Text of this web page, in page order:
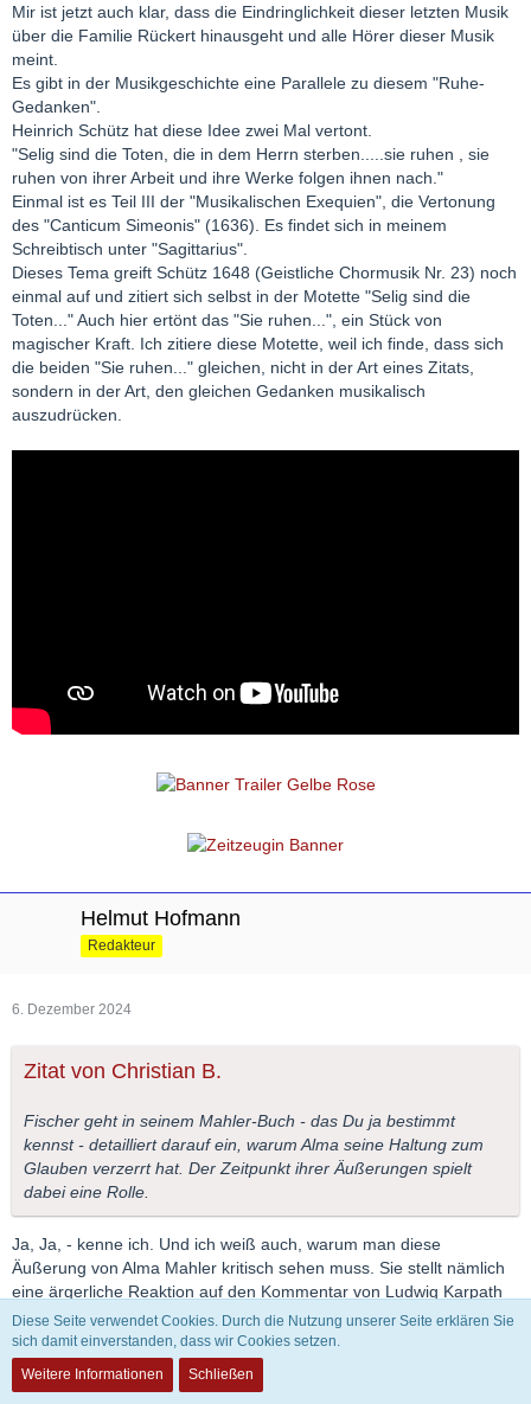
Mir ist jetzt auch klar, dass die Eindringlichkeit dieser letzten Musik
über die Familie Rückert hinausgeht und alle Hörer dieser Musik
meint.
Es gibt in der Musikgeschichte eine Parallele zu diesem "Ruhe-
Gedanken".
Heinrich Schütz hat diese Idee zwei Mal vertont.
"Selig sind die Toten, die in dem Herrn sterben.....sie ruhen , sie
ruhen von ihrer Arbeit und ihre Werke folgen ihnen nach."
Einmal ist es Teil III der "Musikalischen Exequien", die Vertonung
des "Canticum Simeonis" (1636). Es findet sich in meinem
Schreibtisch unter "Sagittarius".
Dieses Tema greift Schütz 1648 (Geistliche Chormusik Nr. 23) noch
einmal auf und zitiert sich selbst in der Motette "Selig sind die
Toten..." Auch hier ertönt das "Sie ruhen...", ein Stück von
magischer Kraft. Ich zitiere diese Motette, weil ich finde, dass sich
die beiden "Sie ruhen..." gleichen, nicht in der Art eines Zitats,
sondern in der Art, den gleichen Gedanken musikalisch
auszudrücken.
Helmut Hofmann
Redakteur
6. Dezember 2024
Zitat von Christian B.
Fischer geht in seinem Mahler-Buch - das Du ja bestimmt
kennst - detailliert darauf ein, warum Alma seine Haltung zum
Glauben verzerrt hat. Der Zeitpunkt ihrer Äußerungen spielt
dabei eine Rolle.
Ja, Ja, - kenne ich. Und ich weiß auch, warum man diese
Äußerung von Alma Mahler kritisch sehen muss. Sie stellt nämlich
eine ärgerliche Reaktion auf den Kommentar von Ludwig Karpath
über Mahlers Taufe im Februar 1897 dar.
Aber die Quellenlage ist ja komplexer. Deshalb die zitierte Frage
von Constantin Floros, der diese Quellenlage voll und ganz
überblickt. Er kommt nach seiner gründlichen Beschäftigung mit
Diese Seite verwendet Cookies. Durch die Nutzung unserer Seite erklären Sie
sich damit einverstanden, dass wir Cookies setzen.
Weitere Informationen
Schließen